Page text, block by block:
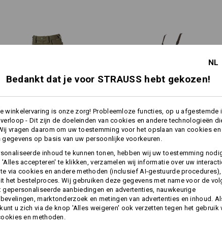
Zakken voor
gesloten door verdekte
2 steekzakken, beide met
muntenzakje en een met klein
2 achterzakken, beide met
rechter pijp: functionele,
linker pijp: meerdelige
een ruim smartphonevak en
zwaar belaste plaatsen
praktisch oog voor het
Materiaal:
Bovenmateriaal 50% Polyamide / 48
Wasvoorschrift:
Machinewas 40°C
Deze kniestukken hebben het allemaal!
1 / 5
e.s.​concrete light,
dames
Dames­tuinbroek e.s.​motion
2020
Dezelfde functies: Dezelfde functies:
NL
Bedankt dat je voor STRAUSS hebt gekozen!
winkelervaring is onze zorg! Probleemloze functies, op u afgestemde
- Dit zijn de doeleinden van cookies en andere technologieën
vragen daarom om uw toestemming voor het opslaan van cookies en
gegevens op basis van uw persoonlijke voorkeuren.
inhoud te kunnen tonen, hebben wij uw toestemming
accepteren' te klikken, verzamelen wij informatie over uw
via cookies en andere methoden (inclusief AI-gestuurde
het bestelproces. Wij gebruiken deze gegevens met name voor de
gepersonaliseerde aanbiedingen en advertenties, nauwkeurige
marktonderzoek en metingen van advertenties en inhoud.
u zich via de knop 'Alles weigeren' ook verzetten tegen het gebruik
en methoden.